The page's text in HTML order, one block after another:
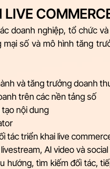
doanh nghiệp, tổ chức
số và mô hình tăng
và tăng trưởng doanh
trên các nền tảng số
nội dung
tác triển khai live
AI video và
hướng, tìm kiếm đối tác,